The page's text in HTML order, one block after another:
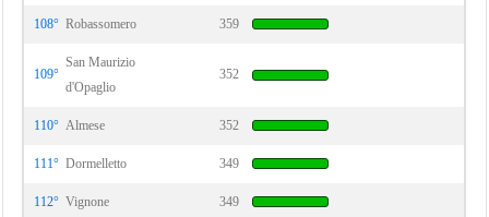
108° Robassomero 359
109°
San Maurizio
d'Opaglio
352
110° Almese 352
111° Dormelletto 349
112° Vignone 349